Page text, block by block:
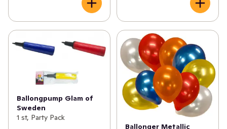
Ballongpump Glam of
Sweden
1 st, Party Pack
Ballonger Metallic